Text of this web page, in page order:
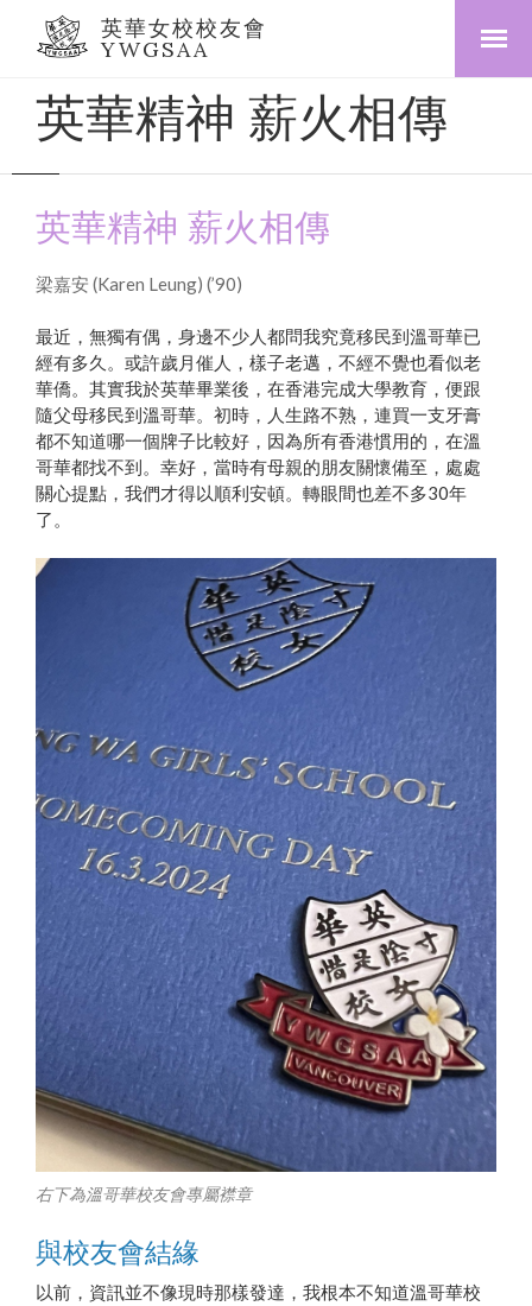
英華女校校友會
YWGSAA
英華精神 薪火相傳
英華精神 薪火相傳
梁嘉安 (Karen Leung) (’90)
最近，無獨有偶，身邊不少人都問我究竟移民到溫哥華已
經有多久。或許歲月催人，樣子老邁，不經不覺也看似老
華僑。其實我於英華畢業後，在香港完成大學教育，便跟
隨父母移民到溫哥華。初時，人生路不熟，連買一支牙膏
都不知道哪一個牌子比較好，因為所有香港慣用的，在溫
哥華都找不到。幸好，當時有母親的朋友關懷備至，處處
關心提點，我們才得以順利安頓。轉眼間也差不多30年
了。
右下為溫哥華校友會專屬襟章
與校友會結緣
以前，資訊並不像現時那樣發達，我根本不知道溫哥華校